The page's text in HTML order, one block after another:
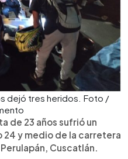
dejó tres heridos. Foto /
de 23 años sufrió un
y medio de la carretera
Cuscatlán.